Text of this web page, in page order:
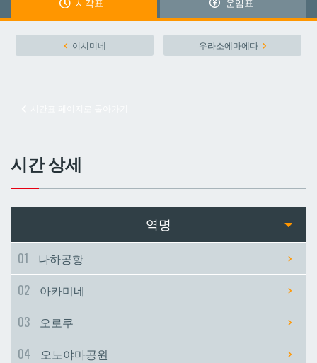
아사토
아사토
이시미네 우라소에마에다
시간 상세
역명
01
나하공항
02
아카미네
03
오로쿠
04
오노야마공원